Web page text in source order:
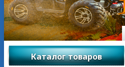
Каталог товаров